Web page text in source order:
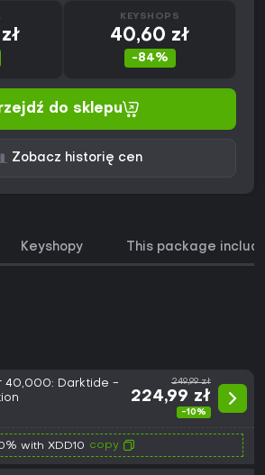
KEYSHOPS
40,60 zł
-84%
do sklepu
Zobacz historię cen
Keyshopy This package
40,000: Darktide -
249,99 zł
224,99 zł
-10%
with XDD10 copy